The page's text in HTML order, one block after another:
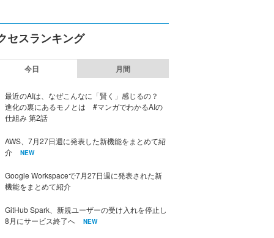
セスランキング
今日 月間
最近のAIは、なぜこんなに「賢く」感じるの？
進化の裏にあるモノとは #マンガでわかるAIの
仕組み 第2話
AWS、7月27日週に発表した新機能をまとめて紹
介
NEW
Google Workspaceで7月27日週に発表された新
機能をまとめて紹介
GitHub Spark、新規ユーザーの受け入れを停止し
8月にサービス終了へ
NEW